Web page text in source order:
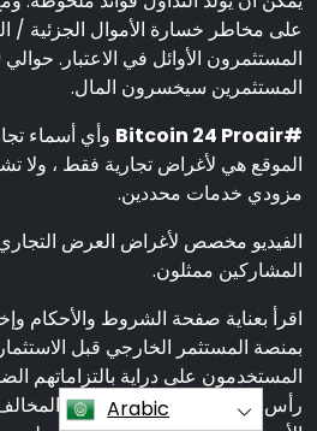
على مخاطر خسارة الأموال الجزئية /
المستثمرين سيخسرون المال.
#Bitcoin 24 Proair
وأي أسماء
الموقع هي لأغراض تجارية فقط ، ولا
مزودي خدمات محددين.
الفيديو مخصص لأغراض العرض
المشاركين ممثلون.
اقرأ بعناية صفحة الشروط والأحكام
بمنصة المستثمر الخارجي قبل
المستخدمون على دراية بالتزاماتهم
رأس المال في بلد إقامتهم. من
Arabic